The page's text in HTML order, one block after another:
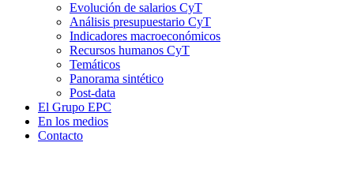
Evolución de salarios CyT
Análisis presupuestario CyT
Indicadores macroeconómicos
Recursos humanos CyT
Temáticos
Panorama sintético
Post-data
El Grupo EPC
En los medios
Contacto